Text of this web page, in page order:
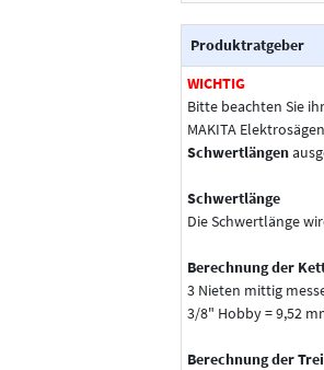
Produktratgeber
WICHTIG
Bitte beachten Sie
MAKITA
Schwertlängen
Schwertlänge
Die Schwertlänge
Berechnung der
3 Nieten mittig
3/8" Hobby = 9,52
Berechnung der